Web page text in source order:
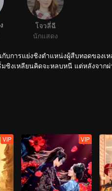
โจวลี่ฉี
นักแสดง
การแย่งชิงตำแหน่งผู้สืบทอดของเ
งเหลียนคิดจะหลบหนี แต่หลังจาก
ามอุดมการณ์
VIP VIP